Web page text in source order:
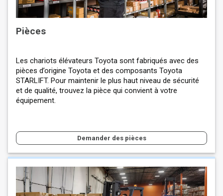
Pièces
Les chariots élévateurs Toyota sont fabriqués avec des
pièces d’origine Toyota et des composants Toyota
STARLIFT. Pour maintenir le plus haut niveau de sécurité
et de qualité, trouvez la pièce qui convient à votre
équipement.
Demander des pièces